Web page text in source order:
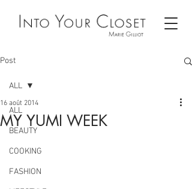
Post
ALL
BEAUTY
COOKING
FASHION
ALL
MY YUMI WEEK
16 août 2014